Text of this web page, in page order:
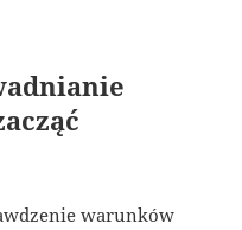
warunków